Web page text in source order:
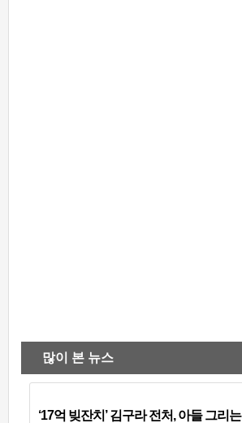
많이 본 뉴스
‘17억 빚잔치’ 김구라 전처, 아들 그리는